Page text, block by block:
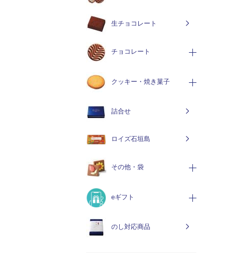
生チョコレート
チョコレート
クッキー・焼き菓子
詰合せ
ロイズ石垣島
その他・袋
eギフト
のし対応商品